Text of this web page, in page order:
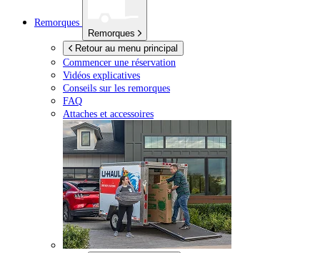
Remorques
Remorques
Retour au menu principal
Commencer une réservation
Vidéos explicatives
Conseils sur les remorques
FAQ
Attaches et accessoires